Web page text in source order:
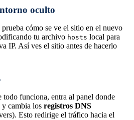
oculto
cómo se ve el sitio en el nuevo
tu archivo hosts local para
IP. Así ves el sitio antes de hacerlo
todo funciona, entra al panel donde
cambia los registros DNS
Esto redirige el tráfico hacia el